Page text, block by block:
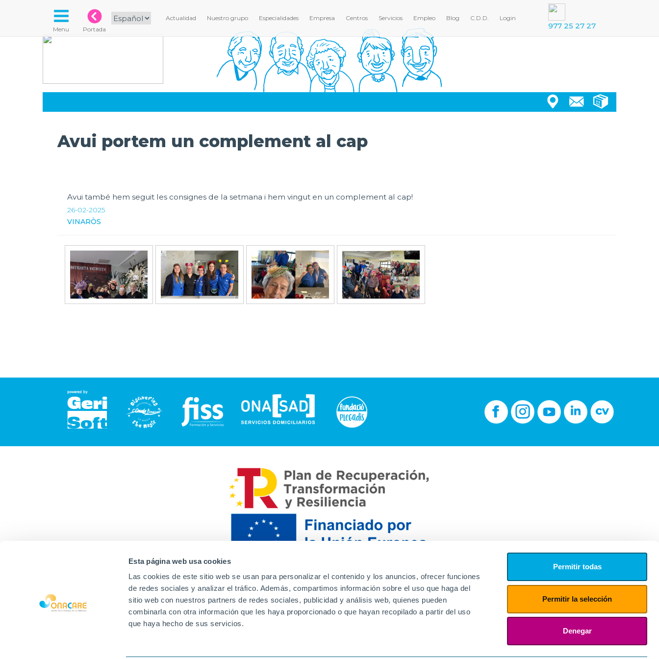
Esta página web usa cookies
Las cookies de este sitio web se usan para personalizar el contenido y los anuncios, ofrecer funciones
de redes sociales y analizar el tráfico. Además, compartimos información sobre el uso que haga del
sitio web con nuestros partners de redes sociales, publicidad y análisis web, quienes pueden
combinarla con otra información que les haya proporcionado o que hayan recopilado a partir del uso
que haya hecho de sus servicios.
Permitir todas
Permitir la selección
Denegar
Actualidad Nuestro grupo Especialidades Empresa Centros Servicios Empleo Blog C.D.D. Login
977 25 27 27
Menu Portada
Avui portem un complement al cap
Avui també hem seguit les consignes de la setmana i hem vingut en un complement al cap!
26-02-2025
VINARÒS
Contacto Canal de denuncias Envia tu CV
Proveedores
Aviso Legal